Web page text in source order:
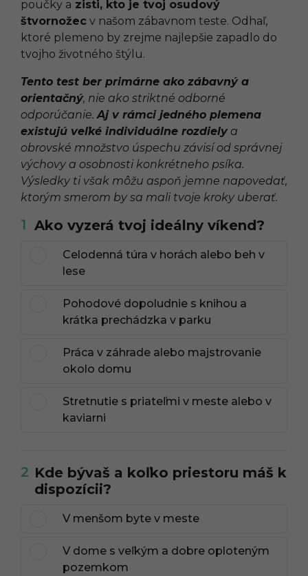
poučky a zisti, kto je tvoj osudový
štvornožec v našom zábavnom teste. Odhaľ,
ktoré plemeno by zrejme najlepšie zapadlo do
tvojho životného štýlu.
Tento test ber primárne ako zábavný a
orientačný, nie ako striktné odborné
odporúčanie. Aj v rámci jedného plemena
existujú veľké individuálne rozdielya
obrovské množstvo úspechu závisí od správnej
výchovy a osobnosti konkrétneho psíka.
Výsledky ti však môžu aspoň jemne napovedať,
ktorým smerom by sa mali tvoje kroky uberať.
1 Ako vyzerá tvoj ideálny víkend?
Celodenná túra v horách alebo beh v
lese
Pohodové dopoludnie s knihou a
krátka prechádzka v parku
Práca v záhrade alebo majstrovanie
okolo domu
Stretnutie s priateľmi v meste alebo v
kaviarni
2 Kde bývaš a koľko priestoru máš k
dispozícii?
V menšom byte v meste
V dome s veľkým a dobre oploteným
pozemkom